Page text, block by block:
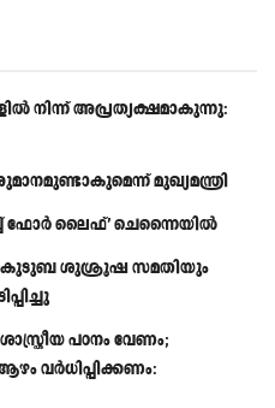
നിന്ന് അപ്രത്യക്ഷമാകുന്നു:
മുഖ്യമന്ത്രി
ഫോർ ലൈഫ്’ ചെന്നൈയിൽ
കുടുബ ശുശ്രൂഷ സമതിയും
പഠനം വേണം;
വര്‍ധിപ്പിക്കണം: